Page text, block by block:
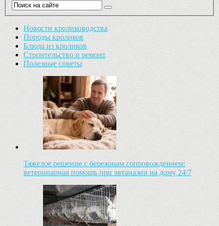
Новости кролиководства
Породы кроликов
Блюда из кроликов
Строительство и ремонт
Полезные советы
Тяжелое решение с бережным сопровождением:
ветеринарная помощь при эвтаназии на дому 24/7